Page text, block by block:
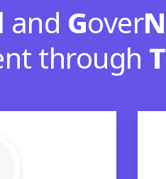
and GoverN
through T